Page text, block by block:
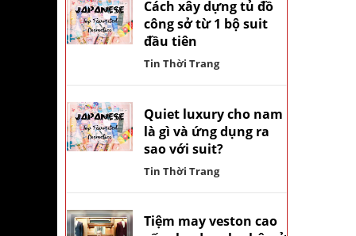
Cách xây dựng tủ đồ
công sở từ 1 bộ suit
đầu tiên
Tin Thời Trang
Quiet luxury cho nam
là gì và ứng dụng ra
sao với suit?
Tin Thời Trang
Tiệm may veston cao